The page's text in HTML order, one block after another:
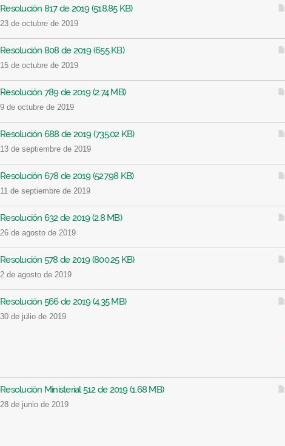
Resolución 817 de 2019 (518.85 KB)
23 de octubre de 2019
Resolución 808 de 2019 (655 KB)
15 de octubre de 2019
Resolución 789 de 2019 (2.74 MB)
9 de octubre de 2019
Resolución 688 de 2019 (735.02 KB)
13 de septiembre de 2019
Resolución 678 de 2019 (527.98 KB)
11 de septiembre de 2019
Resolución 632 de 2019 (2.8 MB)
26 de agosto de 2019
Resolución 578 de 2019 (800.25 KB)
2 de agosto de 2019
Resolución 566 de 2019 (4.35 MB)
30 de julio de 2019
Resolución Ministerial 512 de 2019 (1.68 MB)
28 de junio de 2019